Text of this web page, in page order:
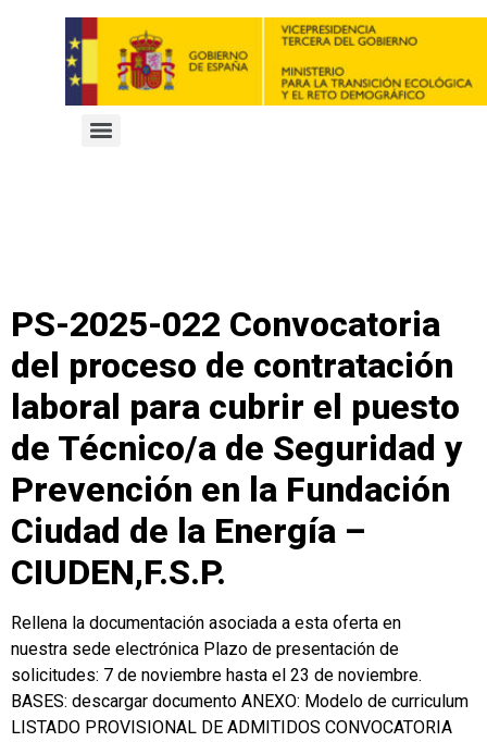
PS-2025-022 Convocatoria
del proceso de contratación
laboral para cubrir el puesto
de Técnico/a de Seguridad y
Prevención en la Fundación
Ciudad de la Energía –
CIUDEN,F.S.P.
Rellena la documentación asociada a esta oferta en
nuestra sede electrónica Plazo de presentación de
solicitudes: 7 de noviembre hasta el 23 de noviembre.
BASES: descargar documento ANEXO: Modelo de curriculum
LISTADO PROVISIONAL DE ADMITIDOS CONVOCATORIA